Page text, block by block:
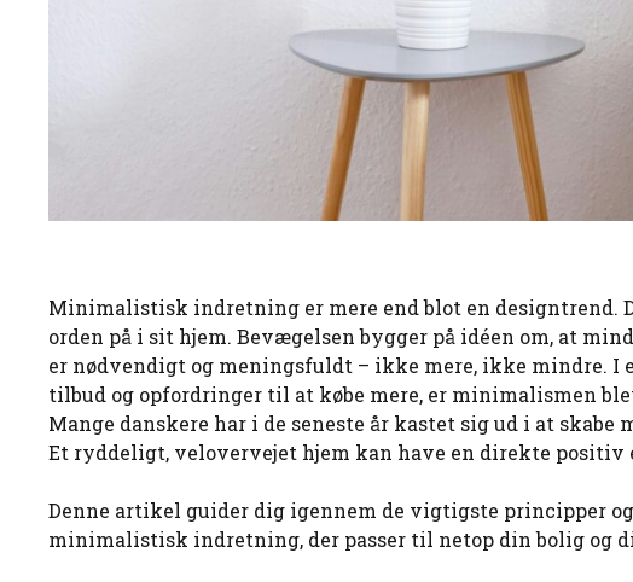
Minimalistisk indretning er mere end blot en designtrend.
orden på i sit hjem. Bevægelsen bygger på idéen om, at
er nødvendigt og meningsfuldt – ikke mere, ikke mindre. I
tilbud og opfordringer til at købe mere, er minimalismen
Mange danskere har i de seneste år kastet sig ud i at
Et ryddeligt, velovervejet hjem kan have en direkte positiv
Denne artikel guider dig igennem de vigtigste principper
minimalistisk indretning, der passer til netop din bolig og